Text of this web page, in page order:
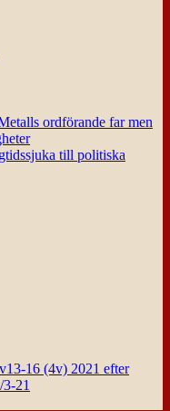
ordförande far men
till politiska
16 (4v) 2021 efter
21